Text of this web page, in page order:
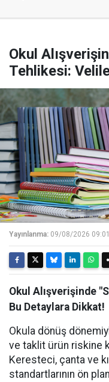
Okul
Tehlikesi:
Yayınlanma: 09/08/2026 09:01
Okul Alışverişinde
Bu Detaylara Dikkat!
Okula dönüş
ve taklit ürün riskine
Keresteci, çanta ve
standartlarının ön